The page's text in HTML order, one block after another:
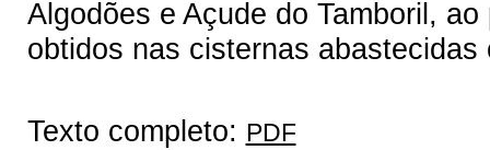
Algodões e Açude do Tamboril,
obtidos nas cisternas
Texto completo: PDF